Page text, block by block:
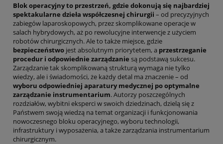
Blok operacyjny to przestrzeń, gdzie dokonują się najbardziej
spektakularne dzieła współczesnej chirurgii – od precyzyjnych
zabiegów laparoskopowych, przez skomplikowane operacje w
salach hybrydowych, aż po rewolucyjne interwencje z użyciem
robotów chirurgicznych. Ale to także miejsce, gdzie
bezpieczeństwo jest absolutnym priorytetem, a przestrzeganie
procedur i odpowiednie zarządzanie są podstawą sukcesu.
Zarządzanie tak skomplikowaną strukturą wymaga nie tylko
wiedzy, ale i świadomości, że każdy detal ma znaczenie – od
wyboru odpowiedniej aparatury medycznej po optymalne
zarządzanie instrumentarium. Autorzy poszczególnych
rozdziałów, wybitni eksperci w swoich dziedzinach, dzielą się z
Państwem swoją wiedzą na temat organizacji i funkcjonowania
nowoczesnego bloku operacyjnego, wyboru technologii,
infrastruktury i wyposażenia, a także zarządzania instrumentarium
chirurgicznym.